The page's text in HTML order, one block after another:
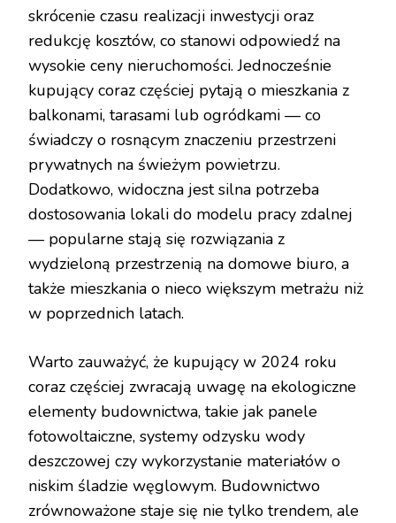
skrócenie czasu realizacji inwestycji oraz
redukcję kosztów, co stanowi odpowiedź na
wysokie ceny nieruchomości. Jednocześnie
kupujący coraz częściej pytają o mieszkania z
balkonami, tarasami lub ogródkami — co
świadczy o rosnącym znaczeniu przestrzeni
prywatnych na świeżym powietrzu.
Dodatkowo, widoczna jest silna potrzeba
dostosowania lokali do modelu pracy zdalnej
— popularne stają się rozwiązania z
wydzieloną przestrzenią na domowe biuro, a
także mieszkania o nieco większym metrażu niż
w poprzednich latach.
Warto zauważyć, że kupujący w 2024 roku
coraz częściej zwracają uwagę na ekologiczne
elementy budownictwa, takie jak panele
fotowoltaiczne, systemy odzysku wody
deszczowej czy wykorzystanie materiałów o
niskim śladzie węglowym. Budownictwo
zrównoważone staje się nie tylko trendem, ale